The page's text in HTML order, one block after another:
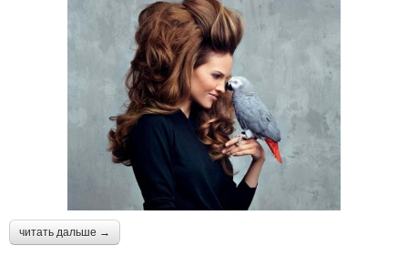
читать дальше →